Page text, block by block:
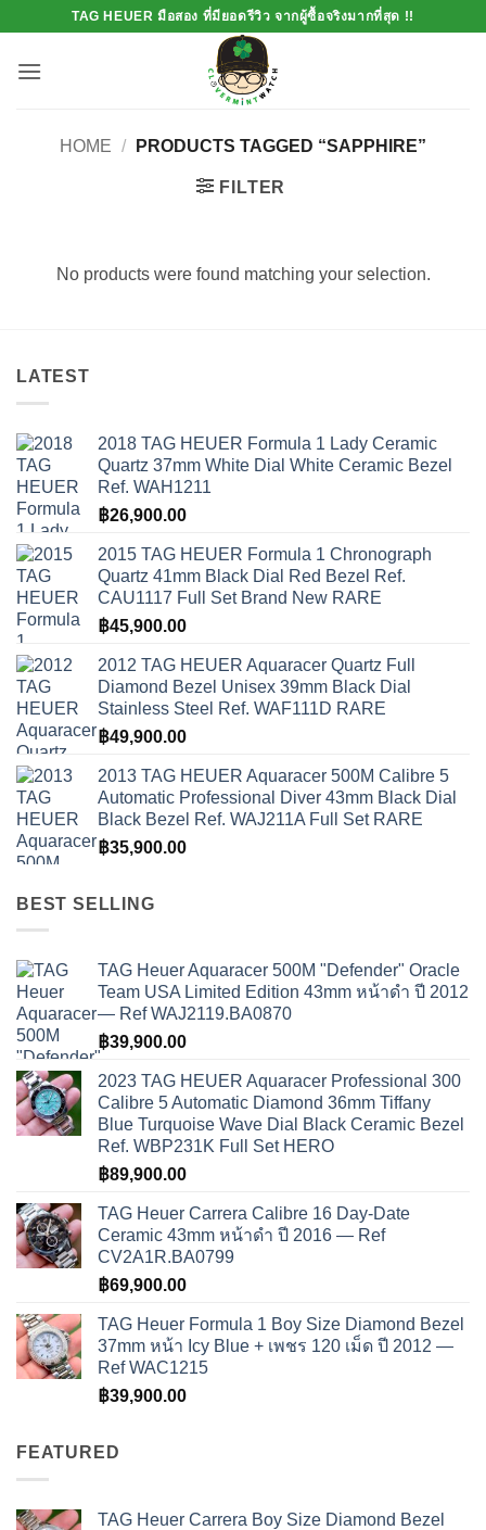
content
TAG HEUER มือสอง ที่มียอดรีวิว จากผู้ซื้อจริงมากที่สุด !!
HOME / PRODUCTS TAGGED “SAPPHIRE”
FILTER
No products were found matching your selection.
LATEST
2018 TAG HEUER Formula 1 Lady Ceramic
Quartz 37mm White Dial White Ceramic Bezel
Ref. WAH1211
฿26,900.00
2015 TAG HEUER Formula 1 Chronograph
Quartz 41mm Black Dial Red Bezel Ref.
CAU1117 Full Set Brand New RARE
฿45,900.00
2012 TAG HEUER Aquaracer Quartz Full
Diamond Bezel Unisex 39mm Black Dial
Stainless Steel Ref. WAF111D RARE
฿49,900.00
2013 TAG HEUER Aquaracer 500M Calibre 5
Automatic Professional Diver 43mm Black Dial
Black Bezel Ref. WAJ211A Full Set RARE
฿35,900.00
BEST SELLING
TAG Heuer Aquaracer 500M "Defender" Oracle
Team USA Limited Edition 43mm หน้าดำ ปี 2012
— Ref WAJ2119.BA0870
฿39,900.00
2023 TAG HEUER Aquaracer Professional 300
Calibre 5 Automatic Diamond 36mm Tiffany
Blue Turquoise Wave Dial Black Ceramic Bezel
Ref. WBP231K Full Set HERO
฿89,900.00
TAG Heuer Carrera Calibre 16 Day-Date
Ceramic 43mm หน้าดำ ปี 2016 — Ref
CV2A1R.BA0799
฿69,900.00
TAG Heuer Formula 1 Boy Size Diamond Bezel
37mm หน้า Icy Blue + เพชร 120 เม็ด ปี 2012 —
Ref WAC1215
฿39,900.00
FEATURED
TAG Heuer Carrera Boy Size Diamond Bezel